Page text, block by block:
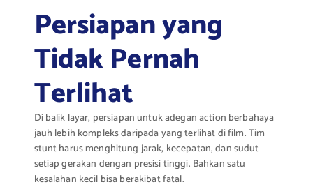
Persiapan yang
Tidak Pernah
Terlihat
Di balik layar, persiapan untuk adegan action berbahaya
jauh lebih kompleks daripada yang terlihat di film. Tim
stunt harus menghitung jarak, kecepatan, dan sudut
setiap gerakan dengan presisi tinggi. Bahkan satu
kesalahan kecil bisa berakibat fatal.